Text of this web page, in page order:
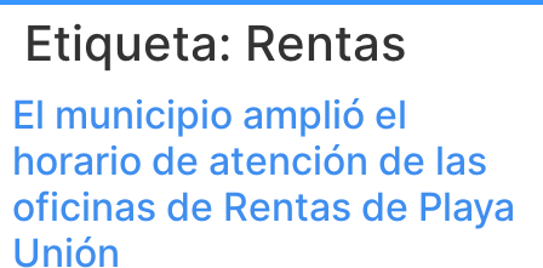
Etiqueta: Rentas
El municipio amplió el
horario de atención de las
oficinas de Rentas de Playa
Unión